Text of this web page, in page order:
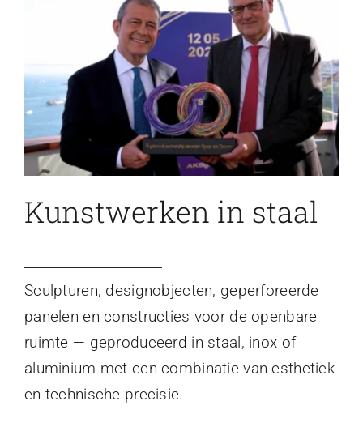
Kunstwerken in staal
Sculpturen, designobjecten, geperforeerde
panelen en constructies voor de openbare
ruimte — geproduceerd in staal, inox of
aluminium met een combinatie van esthetiek
en technische precisie.